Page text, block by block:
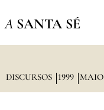
A SANTA SÉ
DISCURSOS 1999 MAIO